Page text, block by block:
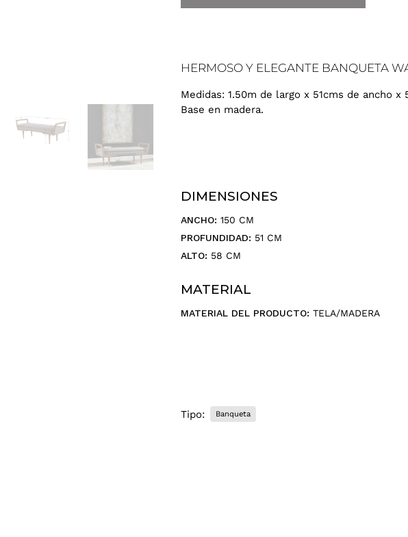
HERMOSO Y ELEGANTE BANQUETA
Medidas: 1.50m de largo x 51cms de ancho x
Base en madera.
DIMENSIONES
ANCHO: 150 CM
PROFUNDIDAD: 51 CM
ALTO: 58 CM
MATERIAL
MATERIAL DEL PRODUCTO: TELA/MADERA
Tipo: Banqueta